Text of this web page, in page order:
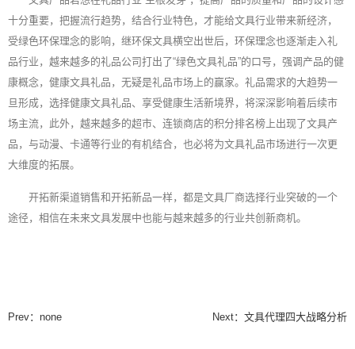
十分重要，把握流行趋势，结合行业特色，才能给文具行业带来新经济，
受绿色环保理念的影响，继环保文具横空出世后，环保理念也逐渐走入礼
品行业，越来越多的礼品公司打出了“绿色文具礼品”的口号，强调产品的健
康概念，健康文具礼品，无疑是礼品市场上的赢家。礼品需求的大趋势一
旦形成，选择健康文具礼品、享受健康生活新境界，将深深影响着后续市
场主流，此外，越来越多的超市、连锁商店的积分排名榜上出现了文具产
品，与动漫、卡通等行业的有机结合，也必将为文具礼品市场进行一次更
大维度的拓展。
开拓新渠道销售和开拓新品一样，都是文具厂商选择行业突破的一个
途径，相信在未来文具发展中也能与越来越多的行业共创新商机。
Prev：none Next： 文具代理四大战略分析